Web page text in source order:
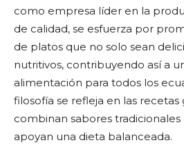
como empresa líder en la
de calidad, se esfuerza por
de platos que no solo sean
nutritivos, contribuyendo así a
alimentación para todos los
filosofía se refleja en las recetas
combinan sabores
apoyan una dieta balanceada.